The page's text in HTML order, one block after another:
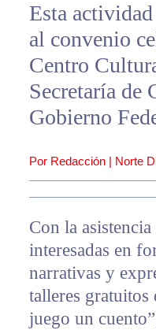
Esta
al convenio
Centro
Secretaría de
Gobierno
Por Redacción | Norte
Con la
interesadas en
narrativas y
talleres gratuitos
juego un